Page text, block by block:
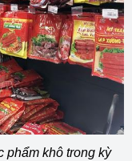
phẩm khô trong kỳ